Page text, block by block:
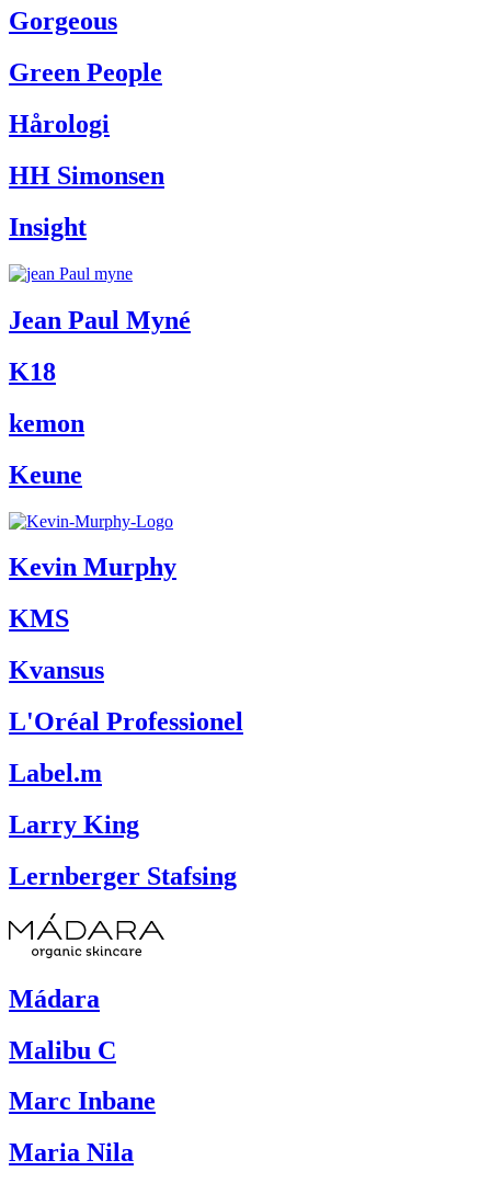
Gorgeous
Green People
Hårologi
HH Simonsen
Insight
Jean Paul Myné
K18
kemon
Keune
Kevin Murphy
KMS
Kvansus
L'Oréal Professionel
Label.m
Larry King
Lernberger Stafsing
Mádara
Malibu C
Marc Inbane
Maria Nila